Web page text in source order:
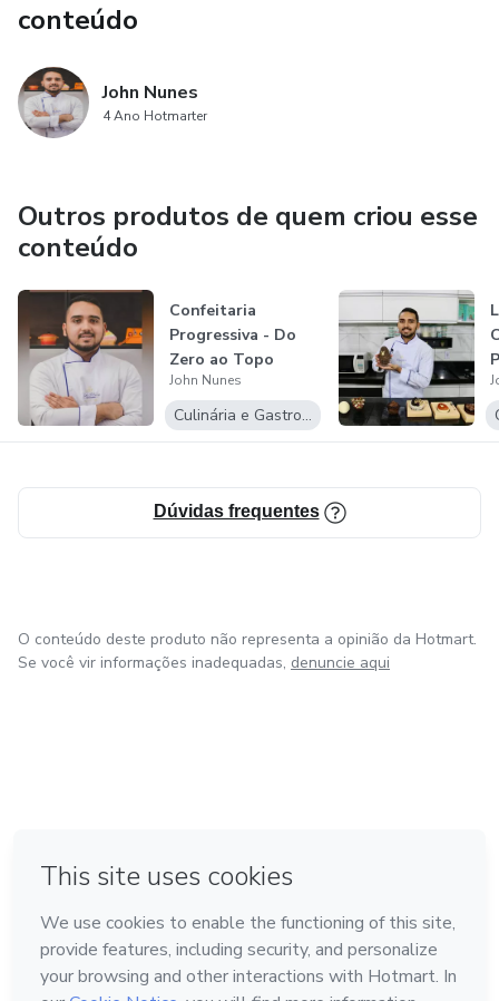
- Apostila digital
- Certificado
conteúdo
John Nunes
4 Ano Hotmarter
Outros produtos de quem criou esse
conteúdo
Confeitaria
Progressiva - Do
Zero ao Topo
John Nunes
Culinária e Gastronomia
Dúvidas frequentes
O conteúdo deste produto não representa a opinião da Hotmart.
Se você vir informações inadequadas, denuncie aqui
Feito com ❤ em Bogotá